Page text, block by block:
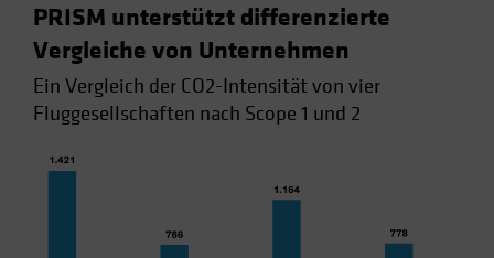
PRISM unterstützt differenzierte
Vergleiche von Unternehmen
Ein Vergleich der CO2-Intensität von vier
Fluggesellschaften nach Scope 1 und 2